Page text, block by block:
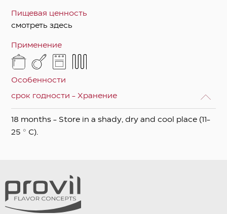
Пищевая ценность
смотреть здесь
Применение
Особенности
срок годности - Хранение
18 months - Store in a shady, dry and cool place (11-
25 ° C).